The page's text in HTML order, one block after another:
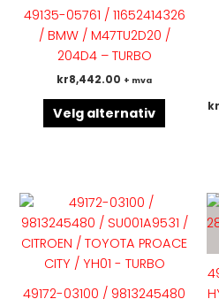
49135-05761 / 11652414326
/ BMW / M47TU2D20 /
204D4 – TURBO
kr8,442.00 + mva
Velg alternativ
har
flere
på
kr
49172-03100 / 9813245480
har